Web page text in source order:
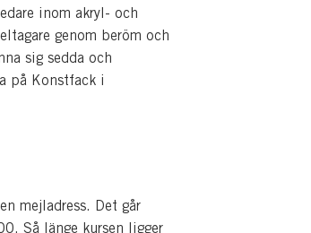
inom akryl- och
genom beröm och
sig sedda och
på Konstfack i
mejladress. Det går
Så länge kursen ligger